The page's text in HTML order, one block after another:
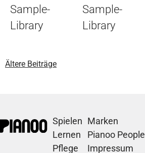
Sample-
Library
Sample-
Library
Ältere Beiträge
Spielen
Lernen
Pflege
Marken
Pianoo People
Impressum